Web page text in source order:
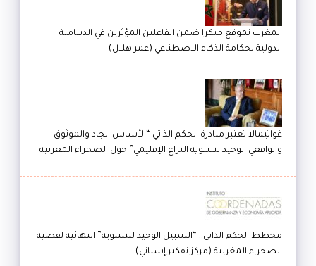
المغرب تموقع مبكرا ضمن الفاعلين المؤثرين في الدينامية
الدولية لحكامة الذكاء الاصطناعي (عمر هلال)
غواتيمالا تعتبر مبادرة الحكم الذاتي “الأساس الجاد والموثوق
والواقعي الوحيد لتسوية النزاع الإقليمي” حول الصحراء المغربية
مخطط الحكم الذاتي.. “السبيل الوحيد للتسوية” النهائية لقضية
الصحراء المغربية (مركز تفكير إسباني)